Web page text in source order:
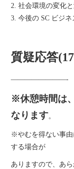
2. 社会環境の変化
3. 今後の SC ビジネ
質疑応答
————————-
※休憩時間は
なります。
※やむを得ない事由
する場合が
ありますので、あ